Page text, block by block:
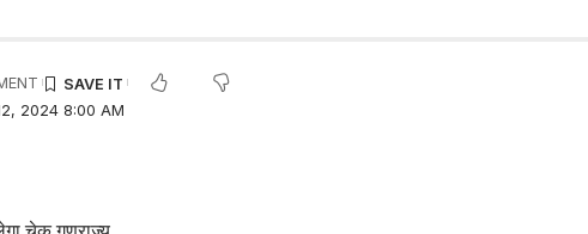
2024 8:00 AM